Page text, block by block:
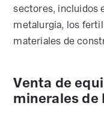
sectores, incluidos
metalurgia, los
materiales de
Venta de
minerales de